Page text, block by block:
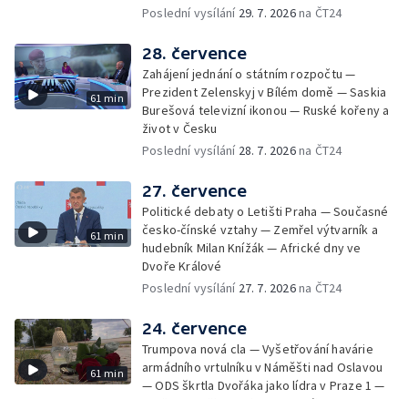
Poslední vysílání 29. 7. 2026na ČT24
61 min
28. července
Zahájení jednání o státním rozpočtu —
Prezident Zelenskyj v Bílém domě — Saskia
Burešová televizní ikonou — Ruské kořeny a
život v Česku
Poslední vysílání 28. 7. 2026na ČT24
61 min
27. července
Politické debaty o Letišti Praha — Současné
česko-čínské vztahy — Zemřel výtvarník a
hudebník Milan Knížák — Africké dny ve
Dvoře Králové
Poslední vysílání 27. 7. 2026na ČT24
61 min
24. července
Trumpova nová cla — Vyšetřování havárie
armádního vrtulníku v Náměšti nad Oslavou
— ODS škrtla Dvořáka jako lídra v Praze 1 —